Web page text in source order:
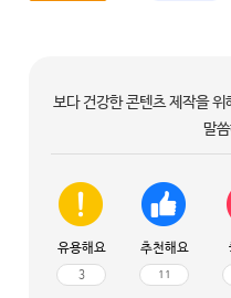
보다 건강한 콘텐츠 제작을
말
유용해요
3
추천해요
11